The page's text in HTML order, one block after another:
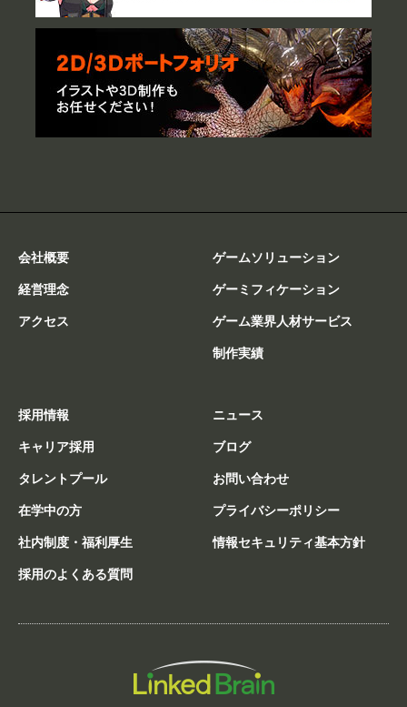
会社概要
経営理念
アクセス
ゲームソリューション
ゲーミフィケーション
ゲーム業界人材サービス
制作実績
採用情報
キャリア採用
タレントプール
在学中の方
社内制度・福利厚生
採用のよくある質問
ニュース
ブログ
お問い合わせ
プライバシーポリシー
情報セキュリティ基本方針